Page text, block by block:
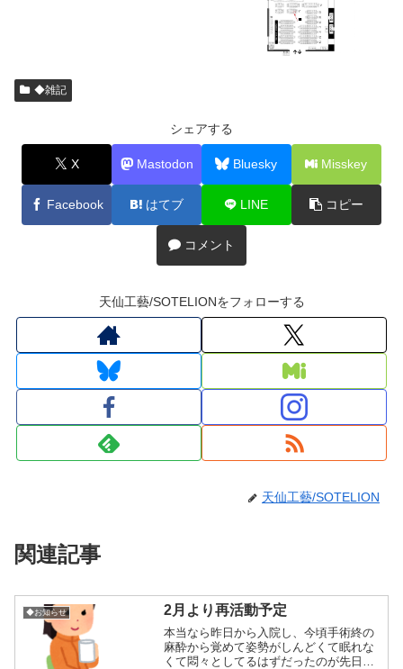
◆雑記
シェアする
X Mastodon Bluesky Misskey
Facebook はてブ LINE コピー
コメント
天仙工藝/SOTELIONをフォローする
天仙工藝/SOTELION
関連記事
◆お知らせ 2月より再活動予定
本当なら昨日から入院し、今頃手術終の
麻酔から覚めて姿勢がしんどくて眠れな
くて悶々としてるはずだったのが先日の